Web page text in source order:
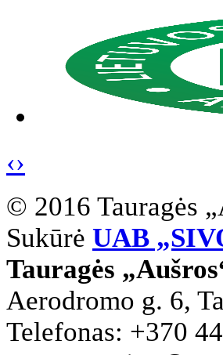
‹›
© 2016 Tauragės
Sukūrė UAB
Tauragės
Aerodromo g. 6,
Telefonas: +370